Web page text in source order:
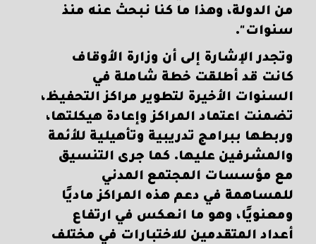
من الدولة، وهذا ما كنا نبحث عنه منذ
سنوات".
وتجدر الإشارة إلى أن وزارة الأوقاف
كانت قد أطلقت خطة شاملة في
السنوات الأخيرة لتطوير مراكز التحفيظ،
تضمنت اعتماد المراكز وإعادة هيكلتها،
وربطها ببرامج تدريبية وتأهيلية للأئمة
والمشرفين عليها. كما جرى التنسيق
مع مؤسسات المجتمع المدني
للمساهمة في دعم هذه المراكز ماديًا
ومعنويًا، وهو ما انعكس في ارتفاع
أعداد المتقدمين للاختبارات في مختلف